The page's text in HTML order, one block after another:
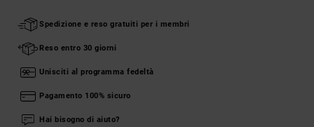
Spedizione e reso gratuiti per i membri
Reso entro 30 giorni
Unisciti al programma fedeltà
Pagamento 100% sicuro
Hai bisogno di aiuto?